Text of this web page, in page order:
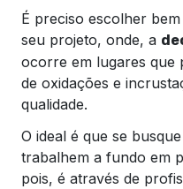
É preciso escolher
seu projeto, onde, a
ocorre em lugares que
de oxidações e
qualidade.
O ideal é que se
trabalhem a fundo em
pois, é através de